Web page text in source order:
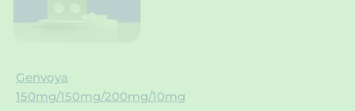
Genvoya
150mg/150mg/200mg/10mg